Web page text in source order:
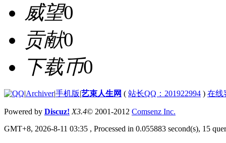
威望0
贡献0
下载币0
|Archiver|手机版|艺束人生网 ( 站长QQ：201922994 ) 在线
Powered by Discuz! X3.4© 2001-2012 Comsenz Inc.
GMT+8, 2026-8-11 03:35 , Processed in 0.055883 second(s), 15